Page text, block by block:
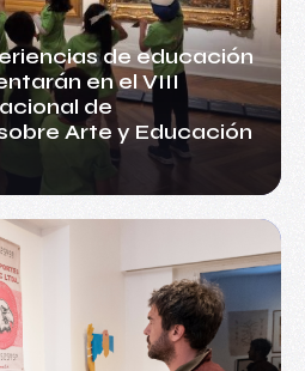
de educación
en el VIII
de
Arte y Educación